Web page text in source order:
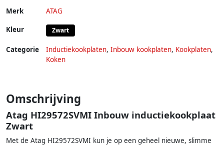
Merk ATAG
Kleur Zwart
Categorie Inductiekookplaten, Inbouw kookplaten, Kookplaten,
Koken
Omschrijving
Atag HI29572SVMI Inbouw inductiekookplaat
Zwart
Met de Atag HI29572SVMI kun je op een geheel nieuwe, slimme